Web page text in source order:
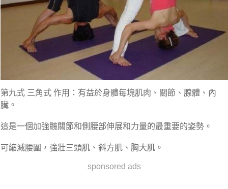
第九式 三角式 作用：有益於身體每塊肌肉、關節、腺體、內
臟。
這是一個加強髖關節和側腰部伸展和力量的最重要的姿勢。
可縮減腰圍，強壯三頭肌、斜方肌、胸大肌。
sponsored ads